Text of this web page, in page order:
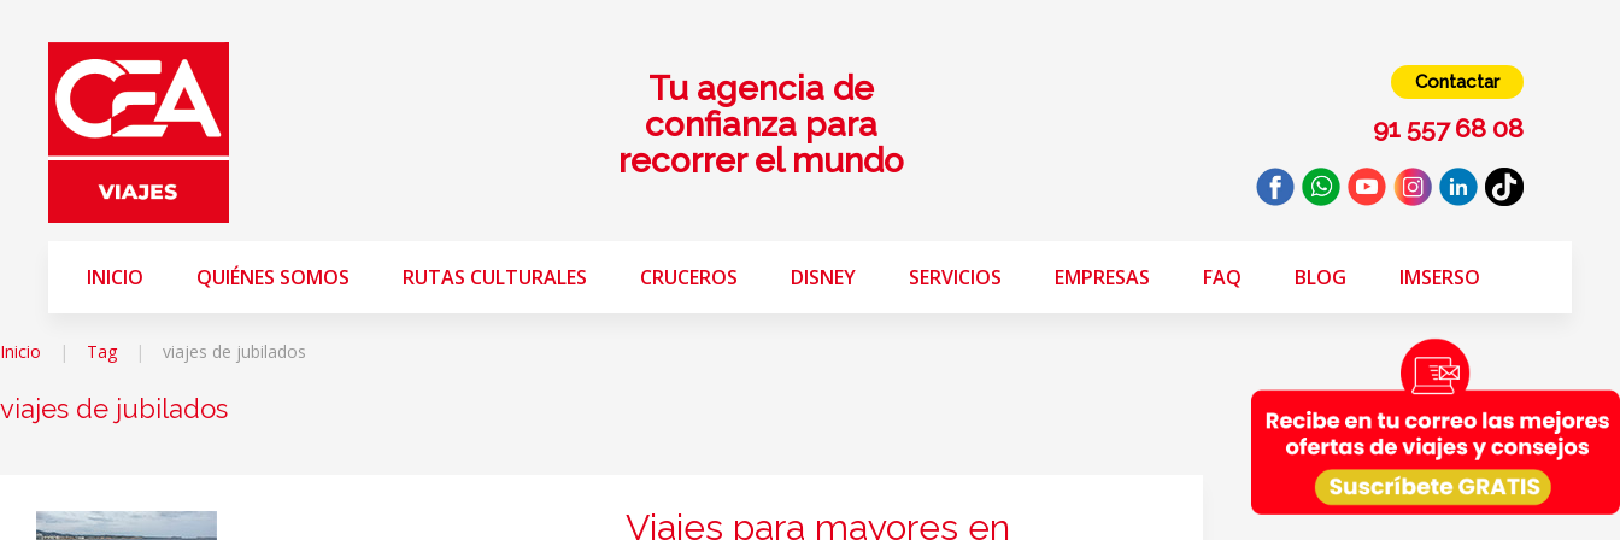
Tu agencia de
confianza para
recorrer el mundo
Contactar
91 557 68 08
INICIO QUIÉNES SOMOS RUTAS CULTURALES CRUCEROS DISNEY SERVICIOS EMPRESAS FAQ BLOG IMSERSO
Inicio Tag viajes de jubilados
viajes de jubilados
Viajes para mayores en